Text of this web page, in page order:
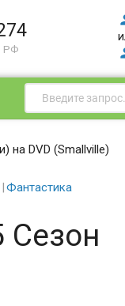
РФ
на DVD (Smallville)
Фантастика
Сезон